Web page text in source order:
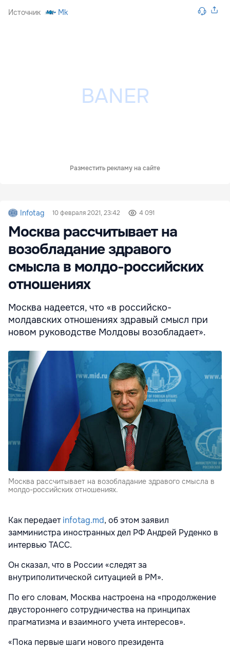
Источник Mk
Разместить рекламу на сайте
Infotag 10 февраля 2021, 23:42 4 091
Москва рассчитывает на
возобладание здравого
смысла в молдо-российских
отношениях
Москва надеется, что «в российско-
молдавских отношениях здравый смысл при
новом руководстве Молдовы возобладает».
Москва рассчитывает на возобладание здравого смысла в
молдо-российских отношениях.
Как передаетinfotag.md, об этом заявил
замминистра иностранных дел РФ Андрей Руденко в
интервью ТАСС.
Он сказал, что в России «следят за
внутриполитической ситуацией в РМ».
По его словам, Москва настроена на «продолжение
двустороннего сотрудничества на принципах
прагматизма и взаимного учета интересов».
«Пока первые шаги нового президента